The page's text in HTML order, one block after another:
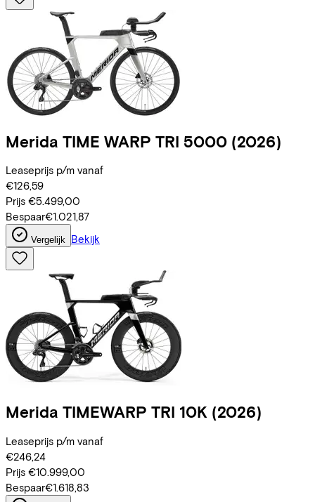
Merida TIME WARP TRI 5000 (2026)
Leaseprijs p/m vanaf
€126,59
Prijs €5.499,00
Bespaar€1.021,87
Vergelijk Bekijk
Merida TIMEWARP TRI 10K (2026)
Leaseprijs p/m vanaf
€246,24
Prijs €10.999,00
Bespaar€1.618,83